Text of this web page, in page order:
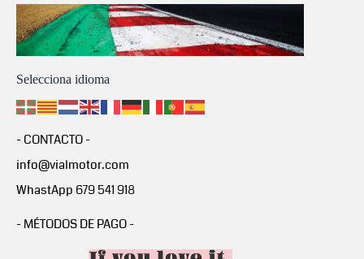
Selecciona idioma
- CONTACTO -
info@vialmotor.com
WhastApp 679 541 918
- MÉTODOS DE PAGO -